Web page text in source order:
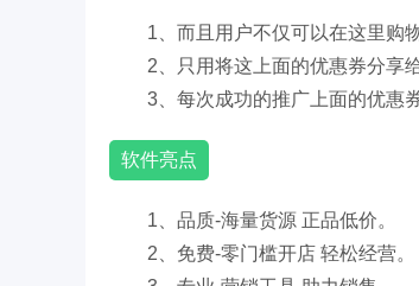
1、而且用户不仅可以在这里购
2、只用将这上面的优惠券分享
3、每次成功的推广上面的优惠
软件亮点
1、品质-海量货源 正品低价。
2、免费-零门槛开店 轻松经营。